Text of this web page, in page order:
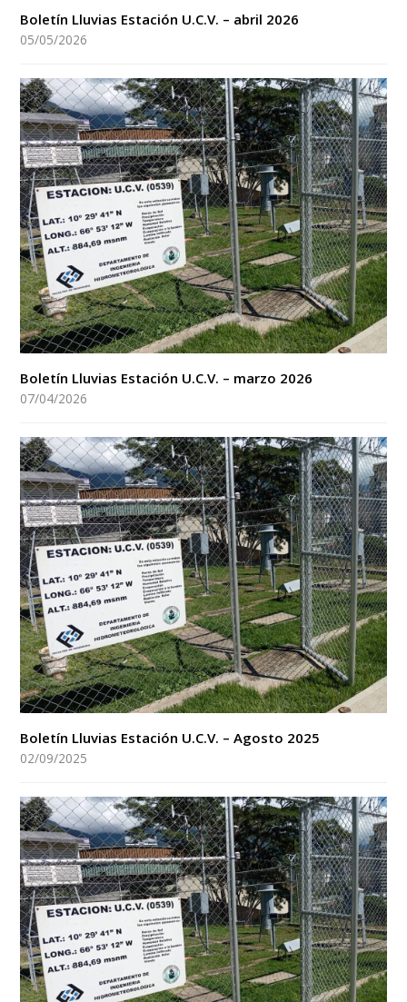
Boletín Lluvias Estación U.C.V. – abril 2026
05/05/2026
Boletín Lluvias Estación U.C.V. – marzo 2026
07/04/2026
Boletín Lluvias Estación U.C.V. – Agosto 2025
02/09/2025